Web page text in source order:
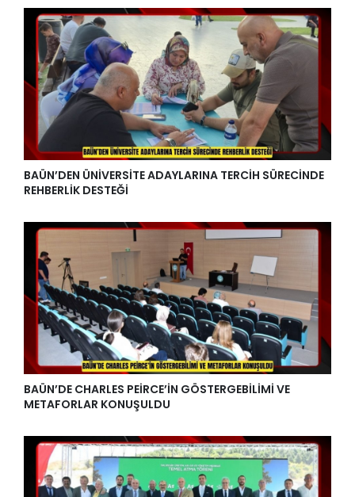
BAÜN’DEN ÜNİVERSİTE ADAYLARINA TERCİH SÜRECİNDE
REHBERLİK DESTEĞİ
BAÜN’DE CHARLES PEİRCE’İN GÖSTERGEBİLİMİ VE
METAFORLAR KONUŞULDU